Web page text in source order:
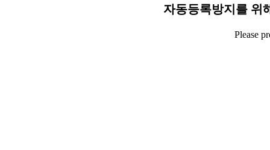
자동등록방지를 위
Please